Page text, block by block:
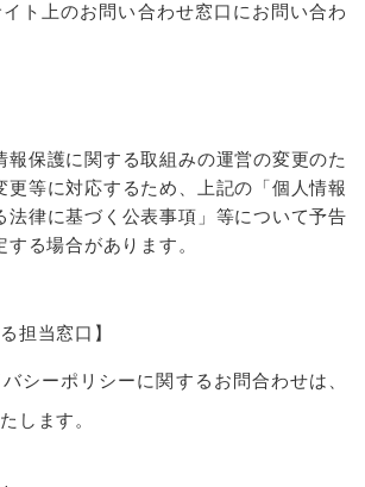
ト上のお問い合わせ窓口にお問い合わ
報保護に関する取組みの運営の変更のた
更等に対応するため、上記の「個人情報
法律に基づく公表事項」等について予告
する場合があります。
担当窓口】
シーポリシーに関するお問合わせは、
します。